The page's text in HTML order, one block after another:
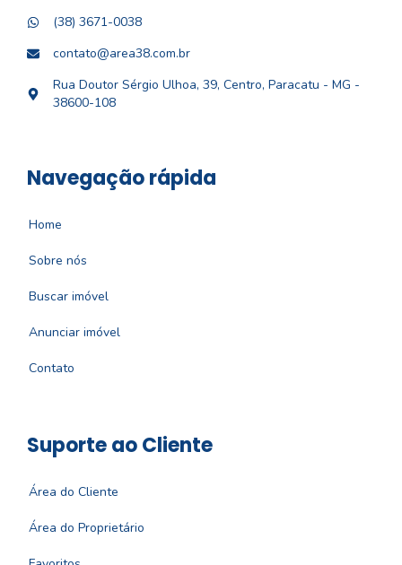
(38) 3671-0038
contato@area38.com.br
Rua Doutor Sérgio Ulhoa, 39, Centro, Paracatu - MG -
38600-108
Navegação rápida
Home
Sobre nós
Buscar imóvel
Anunciar imóvel
Contato
Suporte ao Cliente
Área do Cliente
Área do Proprietário